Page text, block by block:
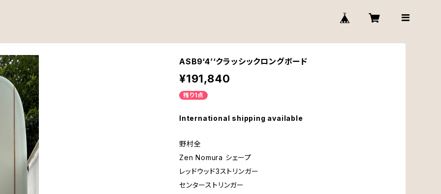
ASB9‘4’‘クラッシックロングボード
¥191,840
残り1点
International shipping available
野村全
Zen Nomura シェープ
レッドウッド3ストリンガー
センターストリンガー